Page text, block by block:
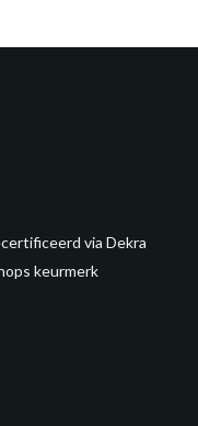
via Dekra
keurmerk